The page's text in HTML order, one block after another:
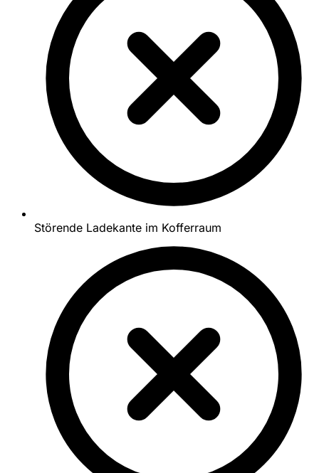
Störende Ladekante im Kofferraum